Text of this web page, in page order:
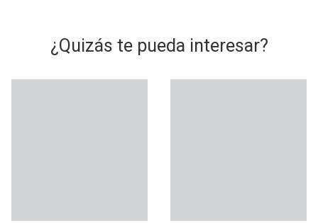
¿Quizás te pueda interesar?